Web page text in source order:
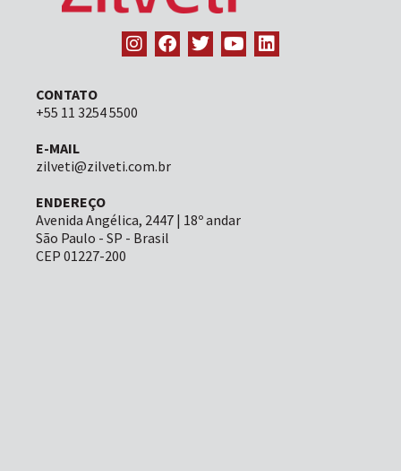
CONTATO
+55 11 3254 5500
E-MAIL
zilveti@zilveti.com.br
ENDEREÇO
Avenida Angélica, 2447 | 18º andar
São Paulo - SP - Brasil
CEP 01227-200